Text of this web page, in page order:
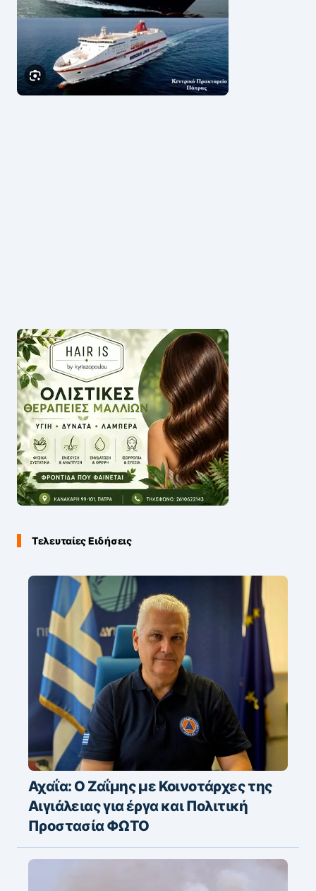
Τελευταίες Ειδήσεις
Αχαΐα: Ο Ζαΐμης με Κοινοτάρχες της
Αιγιάλειας για έργα και Πολιτική
Προστασία ΦΩΤΟ